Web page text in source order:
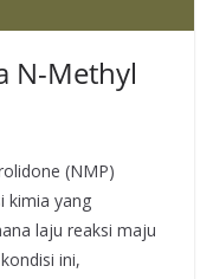
N-Methyl
(NMP)
kimia yang
laju reaksi maju
ini,